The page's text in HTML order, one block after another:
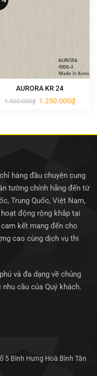
AURORA KR 24
1.500.000₫ Giá
gốc
1.250.000₫Giá
hiện
hàng đầu chuyên cung
tường chính hãng đến từ
Trung Quốc, Việt Nam,
động rộng khắp tại
kết mang đến cho
cao cùng dịch vụ thi
và đa dạng về chủng
cầu của Quý khách.
5 Bình Hưng Hoà Bình Tân